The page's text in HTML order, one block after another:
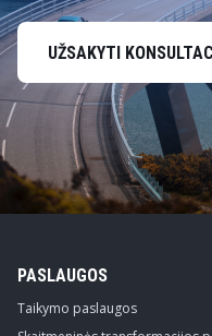
UŽSAKYTI
PASLAUGOS
Taikymo paslaugos